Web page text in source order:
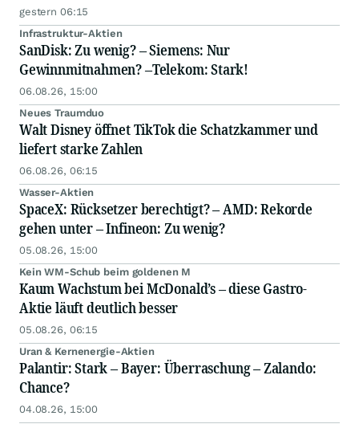
gestern 06:15
Infrastruktur-Aktien
SanDisk: Zu wenig? – Siemens: Nur
Gewinnmitnahmen? –Telekom: Stark!
06.08.26, 15:00
Neues Traumduo
Walt Disney öffnet TikTok die Schatzkammer und
liefert starke Zahlen
06.08.26, 06:15
Wasser-Aktien
SpaceX: Rücksetzer berechtigt? – AMD: Rekorde
gehen unter – Infineon: Zu wenig?
05.08.26, 15:00
Kein WM-Schub beim goldenen M
Kaum Wachstum bei McDonald’s – diese Gastro-
Aktie läuft deutlich besser
05.08.26, 06:15
Uran & Kernenergie-Aktien
Palantir: Stark – Bayer: Überraschung – Zalando:
Chance?
04.08.26, 15:00